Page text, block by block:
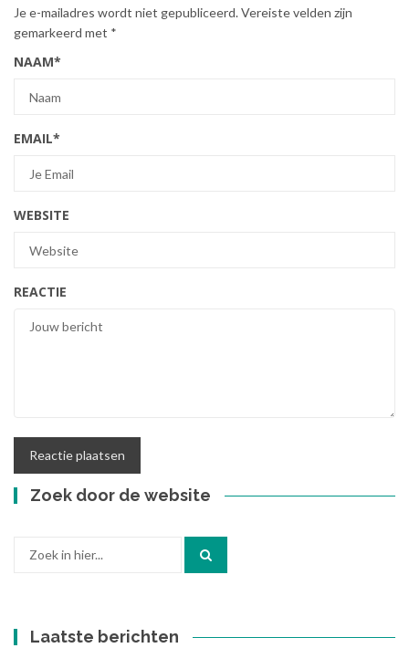
Je e-mailadres wordt niet gepubliceerd.Vereiste velden zijn
gemarkeerd met *
NAAM*
EMAIL*
WEBSITE
REACTIE
Zoek door de website
Laatste berichten